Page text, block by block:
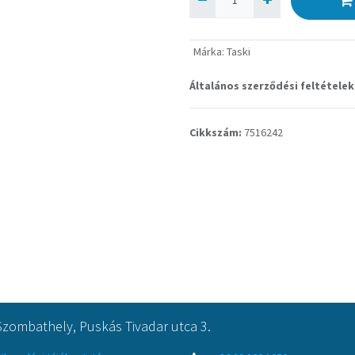
Márka: Taski
Általános szerződési feltételek
Cikkszám: 7516242
Puskás Tivadar utca 3.